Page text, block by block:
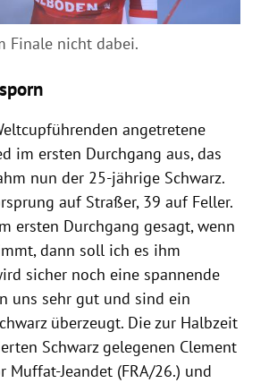
Finale nicht dabei.
angetretene
im ersten Durchgang aus, das
nun der 25-jährige Schwarz.
auf Straßer, 39 auf Feller.
ersten Durchgang gesagt, wenn
dann soll ich es ihm
sicher noch eine spannende
uns sehr gut und sind ein
überzeugt. Die zur Halbzeit
Schwarz gelegenen Clement
Muffat-Jeandet (FRA/26.) und